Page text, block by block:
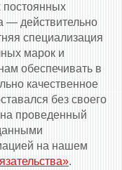
— действительно
специализация
марок и
обеспечивать в
качественное
без своего
проведенный
на нашем
.